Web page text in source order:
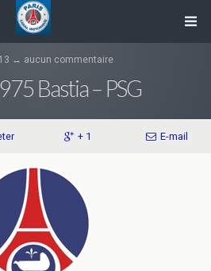
↔ aucun commentaire
Bastia – PSG
+ 1 E-mail